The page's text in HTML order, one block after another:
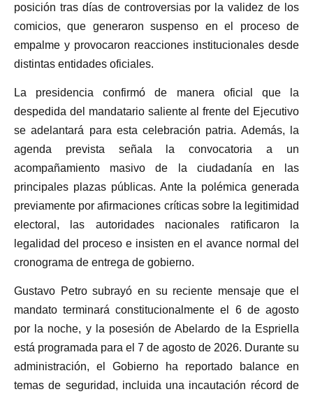
posición tras días de controversias por la validez de los
comicios, que generaron suspenso en el proceso de
empalme y provocaron reacciones institucionales desde
distintas entidades oficiales.
La presidencia confirmó de manera oficial que la
despedida del mandatario saliente al frente del Ejecutivo
se adelantará para esta celebración patria. Además, la
agenda prevista señala la convocatoria a un
acompañamiento masivo de la ciudadanía en las
principales plazas públicas. Ante la polémica generada
previamente por afirmaciones críticas sobre la legitimidad
electoral, las autoridades nacionales ratificaron la
legalidad del proceso e insisten en el avance normal del
cronograma de entrega de gobierno.
Gustavo Petro subrayó en su reciente mensaje que el
mandato terminará constitucionalmente el 6 de agosto
por la noche, y la posesión de Abelardo de la Espriella
está programada para el 7 de agosto de 2026. Durante su
administración, el Gobierno ha reportado balance en
temas de seguridad, incluida una incautación récord de